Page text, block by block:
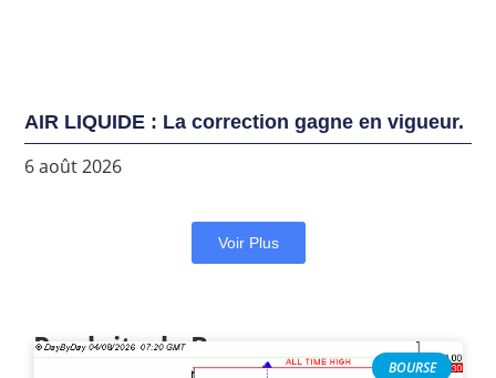
AIR LIQUIDE : La correction gagne en vigueur.
6 août 2026
Voir Plus
Produits de Bourse
BOURSE